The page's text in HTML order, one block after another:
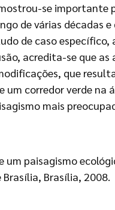
se importante
de várias décadas
de caso
acredita-se que
que
corredor verde na
mais
um paisagismo
Brasília, 2008.